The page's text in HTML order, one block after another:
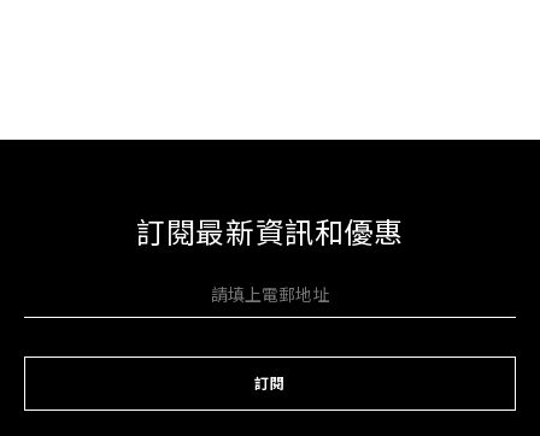
訂閱最新資訊和優惠
訂閱